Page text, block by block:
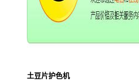
土豆片护色机